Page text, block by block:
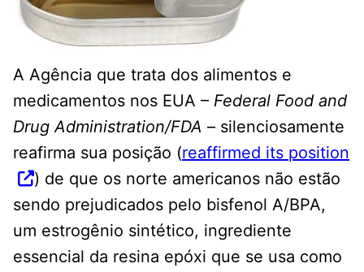
A Agência que trata dos alimentos e
medicamentos nos EUA – Federal Food and
Drug Administration/FDA – silenciosamente
reafirma sua posição (reaffirmed its position
) de que os norte americanos não estão
sendo prejudicados pelo bisfenol A/BPA,
um estrogênio sintético, ingrediente
essencial da resina epóxi que se usa como